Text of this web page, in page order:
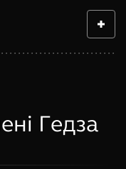
Гедза